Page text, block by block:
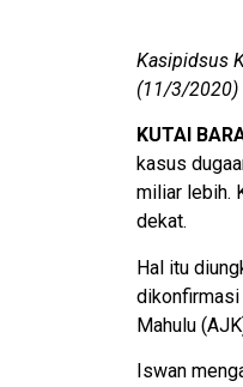
Kasipidsus
(11/3/2020)
KUTAI
kasus
miliar lebih.
dekat.
Hal itu
dikonfirmasi
Mahulu
Iswan